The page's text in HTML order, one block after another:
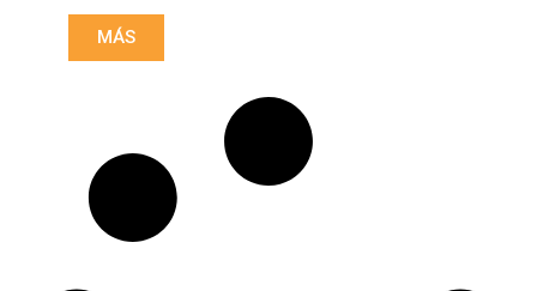
Longitud: (mm):
805mm
MÁS